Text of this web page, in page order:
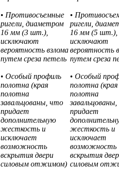
• Противосъемные
ригели, диаметром
16 мм (3 шт.),
исключают
вероятность взлома
путем среза петель
• Особый профиль
полотна (края
полотна
завальцованы, что
придает
дополнительную
жесткость и
исключает
возможность
вскрытия двери
силовым отжимом)
•
ригели,
16 мм (5 шт.),
исключают
вероятность
путем среза
• Особый
полотна (края
полотна
придает
жесткость и
исключает
возможность
вскрытия
силовым